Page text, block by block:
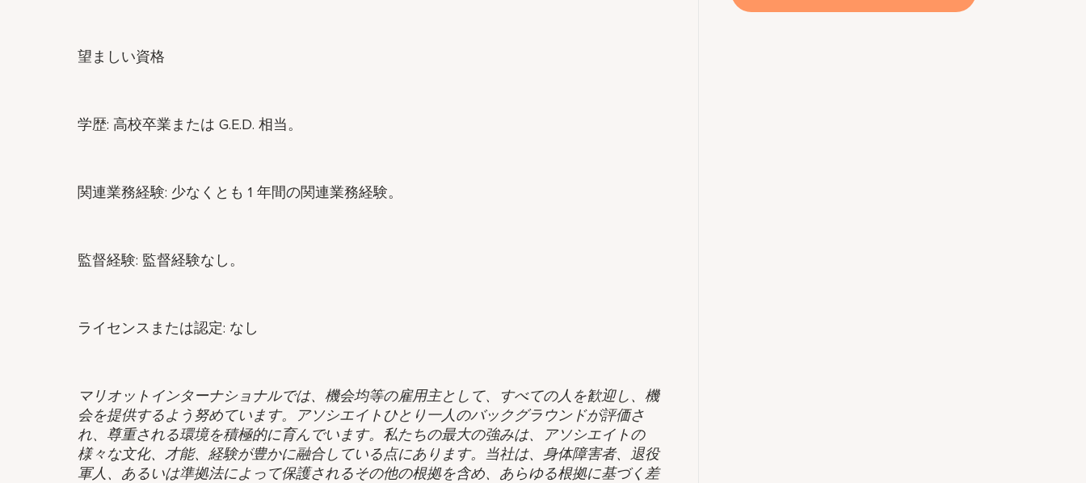
望ましい資格
学歴: 高校卒業または G.E.D. 相当。
関連業務経験: 少なくとも 1 年間の関連業務経験。
監督経験: 監督経験なし。
ライセンスまたは認定: なし
マリオットインターナショナルでは、機会均等の雇用主として、すべての人を歓迎し、機
会を提供するよう努めています。アソシエイトひとり一人のバックグラウンドが評価さ
れ、尊重される環境を積極的に育んでいます。私たちの最大の強みは、アソシエイトの
様々な文化、才能、経験が豊かに融合している点にあります。当社は、身体障害者、退役
軍人、あるいは準拠法によって保護されるその他の根拠を含め、あらゆる根拠に基づく差